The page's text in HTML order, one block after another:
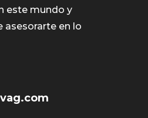
este mundo y
asesorarte en lo